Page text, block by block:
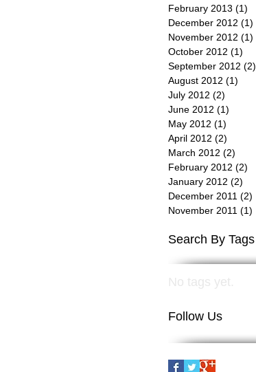
February 2013 (1)
December 2012 (1)
November 2012 (1)
October 2012 (1)
September 2012 (2)
August 2012 (1)
July 2012 (2)
June 2012 (1)
May 2012 (1)
April 2012 (2)
March 2012 (2)
February 2012 (2)
January 2012 (2)
December 2011 (2)
November 2011 (1)
Search By Tags
Follow Us